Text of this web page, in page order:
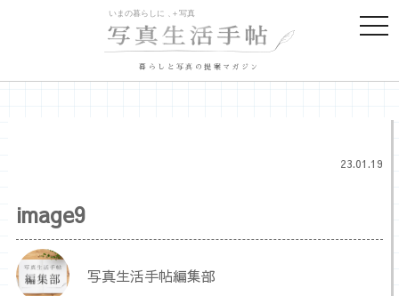
暮らしと写真の提案マガジン
23.01.19
image9
写真生活手帖編集部